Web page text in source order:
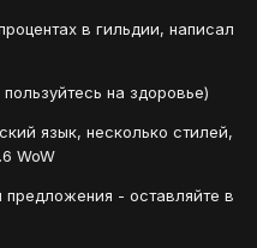
в гильдии, написал
на здоровье)
язык, несколько стилей,
WoW
предложения - оставляйте в